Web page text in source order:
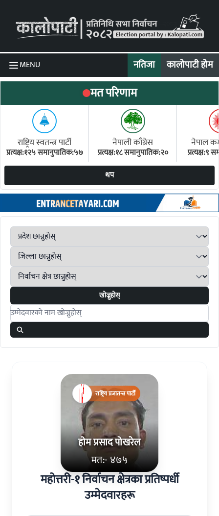
MENU नतिजा कालोपाटी होम
मत परिणाम
राष्ट्रिय स्वतन्त्र पार्टी
प्रत्यक्ष:१२५ समानुपातिक:५७
नेपाली काँग्रेस
प्रत्यक्ष:१८ समानुपातिक:२०
नेपाल
प्रत्यक्ष:९
थप
खोज्नुहोस्
Search candidates
होम प्रसाद पोखरेल
मत:- ४७५
राष्ट्रिय प्रजातन्त्र पार्टी
महोत्तरी-१ निर्वाचन क्षेत्रका प्रतिष्पर्धी
उम्मेदवारहरू